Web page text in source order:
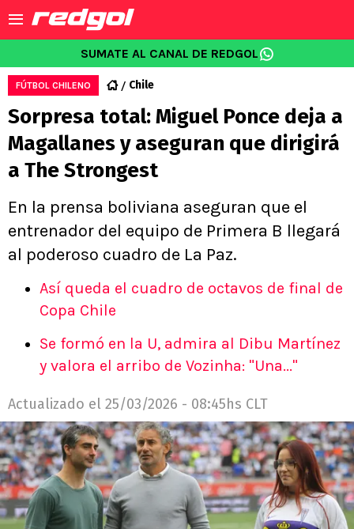
SUMATE AL CANAL DE REDGOL
FÚTBOL CHILENO Chile
Sorpresa total: Miguel Ponce deja a
Magallanes y aseguran que dirigirá
a The Strongest
En la prensa boliviana aseguran que el
entrenador del equipo de Primera B llegará
al poderoso cuadro de La Paz.
Así queda el cuadro de octavos de final de
Copa Chile
Se formó en la U, admira al Dibu Martínez
y valora el arribo de Vozinha: "Una..."
Actualizado el 25/03/2026 - 08:45hs CLT